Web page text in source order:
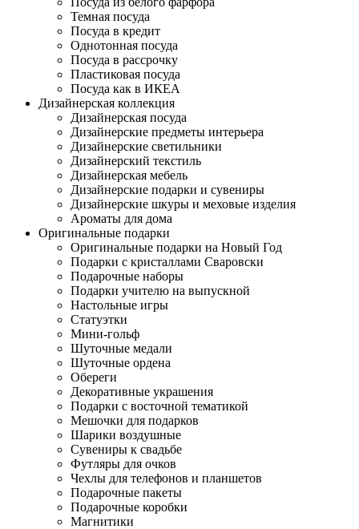
Темная посуда
Посуда в кредит
Однотонная посуда
Посуда в рассрочку
Пластиковая посуда
Посуда как в ИКЕА
Дизайнерская коллекция
Дизайнерская посуда
Дизайнерские предметы интерьера
Дизайнерские светильники
Дизайнерский текстиль
Дизайнерская мебель
Дизайнерские подарки и сувениры
Дизайнерские шкуры и меховые изделия
Ароматы для дома
Оригинальные подарки
Оригинальные подарки на Новый Год
Подарки с кристаллами Сваровски
Подарочные наборы
Подарки учителю на выпускной
Настольные игры
Статуэтки
Мини-гольф
Шуточные медали
Шуточные ордена
Обереги
Декоративные украшения
Подарки с восточной тематикой
Мешочки для подарков
Шарики воздушные
Сувениры к свадьбе
Футляры для очков
Чехлы для телефонов и планшетов
Подарочные пакеты
Подарочные коробки
Магнитики